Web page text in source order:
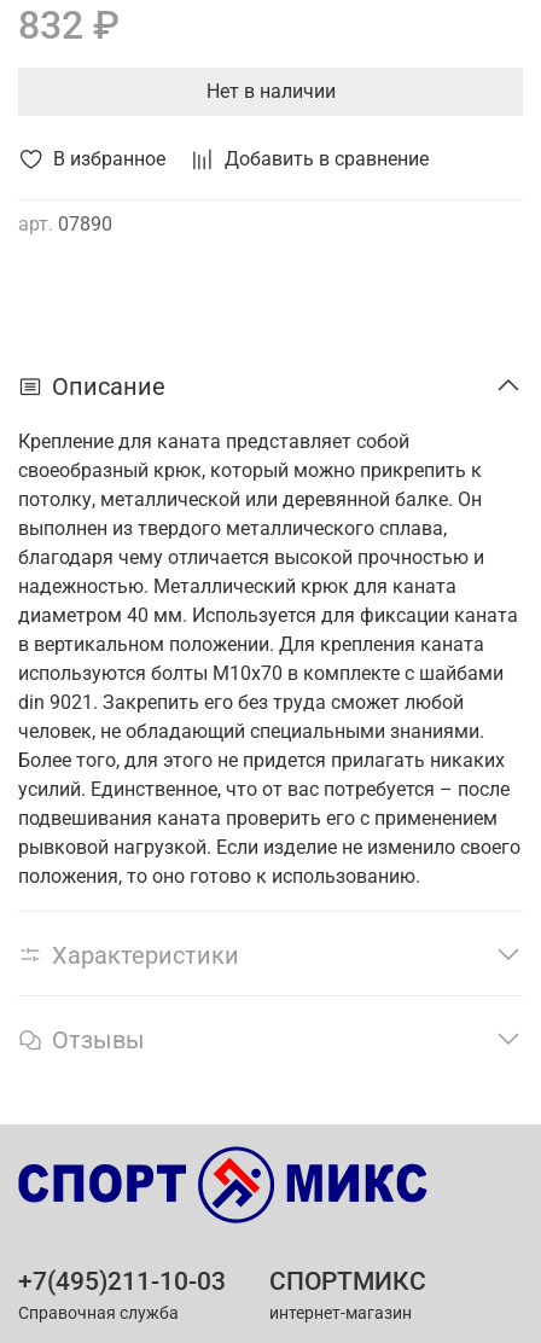
В избранное Добавить в сравнение
арт. 07890
832 ₽
Нет в наличии
Описание
Крепление для каната представляет собой
своеобразный крюк, который можно прикрепить к
потолку, металлической или деревянной балке. Он
выполнен из твердого металлического сплава,
благодаря чему отличается высокой прочностью и
надежностью. Металлический крюк для каната
диаметром 40 мм. Используется для фиксации каната
в вертикальном положении. Для крепления каната
используются болты М10х70 в комплекте с шайбами
din 9021. Закрепить его без труда сможет любой
человек, не обладающий специальными знаниями.
Более того, для этого не придется прилагать никаких
усилий. Единственное, что от вас потребуется – после
подвешивания каната проверить его с применением
рывковой нагрузкой. Если изделие не изменило своего
положения, то оно готово к использованию.
Характеристики
Отзывы
+7(495)211-10-03
Справочная служба
СПОРТМИКС
интернет-магазин